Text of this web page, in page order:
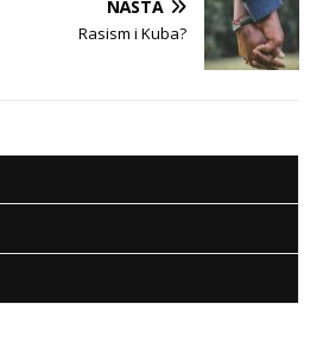
NÄSTA
Rasism i Kuba?